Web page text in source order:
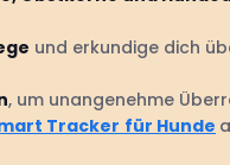
und erkundige dich
, um unangenehme
Tracker für Hunde